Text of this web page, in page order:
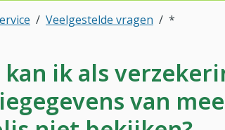
Veelgestelde vragen *
kan ik als
van